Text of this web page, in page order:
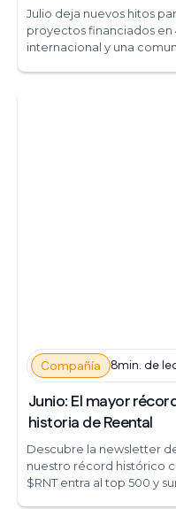
Julio deja nuevos hitos
proyectos financiados en
internacional y una
Compañía 8min. de
Junio: El mayor
historia de Reental
Descubre la newsletter
nuestro récord histórico
$RNT entra al top 500 y